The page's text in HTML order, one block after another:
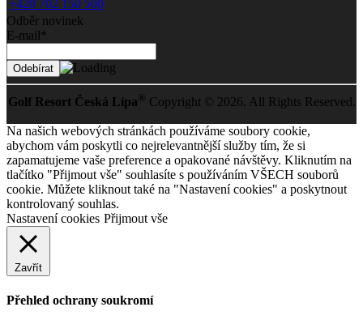
+420 702 150 500
Odběr novinek
E-mail*
Golf Resort Česká Lípa ® Copyright © 2026. All Rights Reserved.
Na našich webových stránkách používáme soubory cookie,
abychom vám poskytli co nejrelevantnější služby tím, že si
zapamatujeme vaše preference a opakované návštěvy. Kliknutím na
tlačítko "Přijmout vše" souhlasíte s používáním VŠECH souborů
cookie. Můžete kliknout také na "Nastavení cookies" a poskytnout
kontrolovaný souhlas.
Nastavení cookies Přijmout vše
Zavřít
Přehled ochrany soukromí